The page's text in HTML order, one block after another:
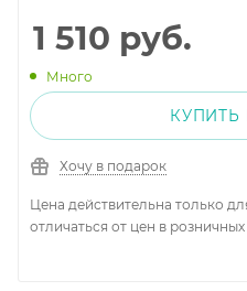
1 510 руб.
Много
КУПИТЬ
Хочу в подарок
Цена действительна только
отличаться от цен в